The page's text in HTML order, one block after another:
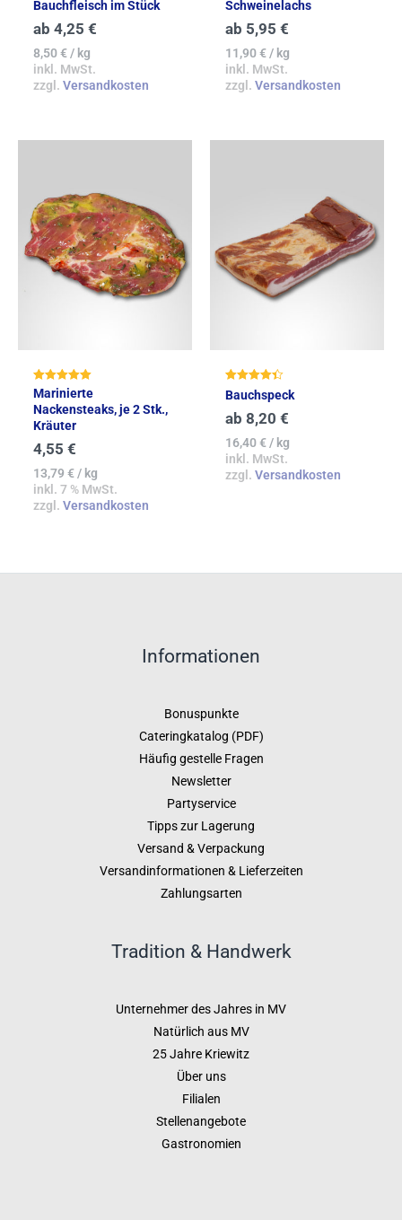
5.00
von 5
Bauchfleisch im Stück
ab 4,25 €
8,50€/ kg
inkl. MwSt.
zzgl. Versandkosten
4.83
von 5
Schweinelachs
ab 5,95 €
11,90€/ kg
inkl. MwSt.
zzgl. Versandkosten
Bewertet mit
5.00
von 5
Marinierte
Nackensteaks, je 2 Stk.,
Kräuter
4,55 €
13,79 €/ kg
inkl. 7 % MwSt.
zzgl. Versandkosten
Bewertet
mit
4.40
von 5
Bauchspeck
ab 8,20 €
16,40€/ kg
inkl. MwSt.
zzgl. Versandkosten
Informationen
Bonuspunkte
Cateringkatalog (PDF)
Häufig gestelle Fragen
Newsletter
Partyservice
Tipps zur Lagerung
Versand & Verpackung
Versandinformationen & Lieferzeiten
Zahlungsarten
Tradition & Handwerk
Unternehmer des Jahres in MV
Natürlich aus MV
25 Jahre Kriewitz
Über uns
Filialen
Stellenangebote
Gastronomien